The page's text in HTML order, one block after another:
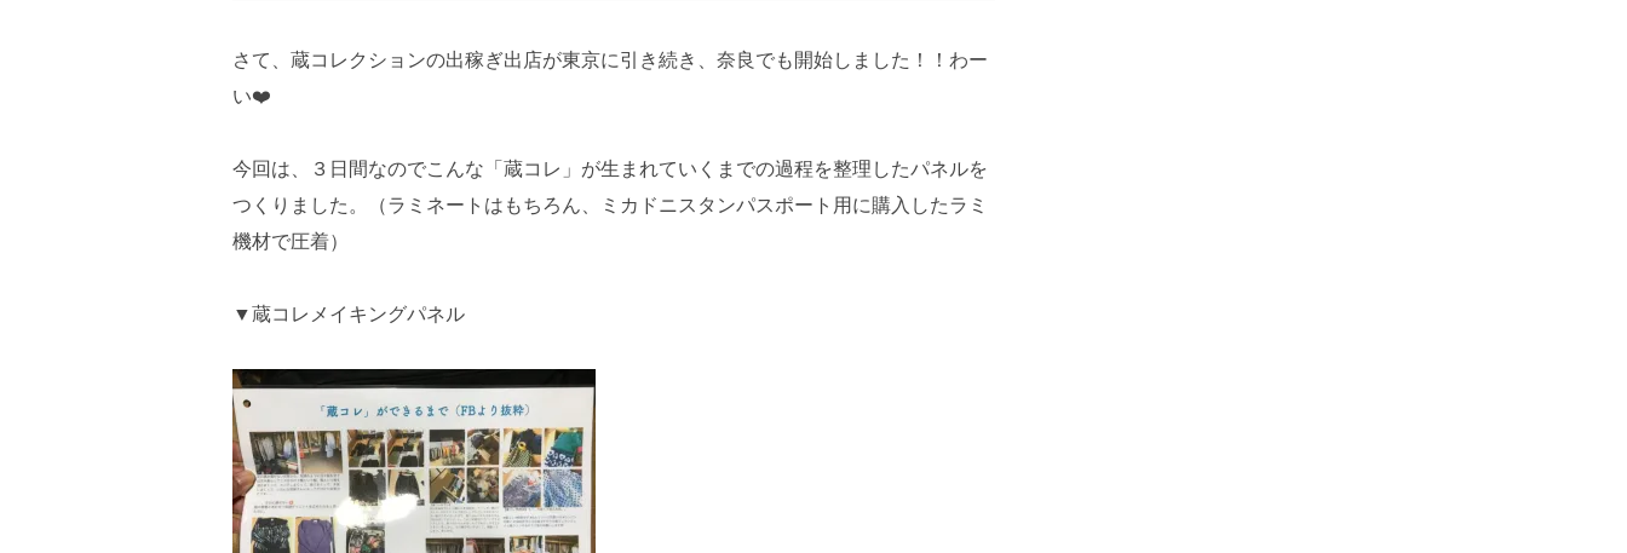
さて、蔵コレクションの出稼ぎ出店が東京に引き続き、奈良でも開始しました！！わー
い❤️
今回は、３日間なのでこんな「蔵コレ」が生まれていくまでの過程を整理したパネルを
つくりました。（ラミネートはもちろん、ミカドニスタンパスポート用に購入したラミ
機材で圧着）
▼蔵コレメイキングパネル